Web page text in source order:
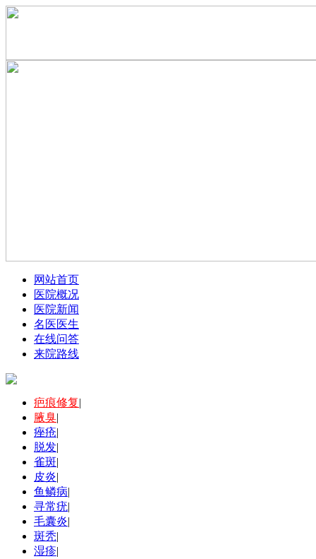
网站首页
医院概况
医院新闻
名医医生
在线问答
来院路线
疤痕修复|
腋臭|
痤疮|
脱发|
雀斑|
皮炎|
鱼鳞病|
寻常疣|
毛囊炎|
斑秃|
湿疹|